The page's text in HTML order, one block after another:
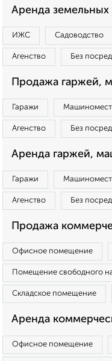
Аренда земельных
ИЖС Садоводство
Агенство Без
Продажа гаржей,
Гаражи
Агенство Без
Аренда гаржей,
Гаражи
Агенство Без
Продажа
Офисное помещение
Помещение свободного
Складское помещение
Аренда
Офисное помещение